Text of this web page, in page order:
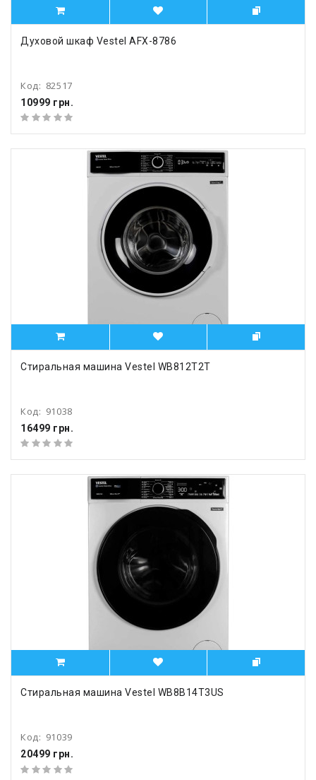
Духовой шкаф Vestel AFX-8786
Код: 82517
10999 грн.
Стиральная машина Vestel WB812T2T
Код: 91038
16499 грн.
Стиральная машина Vestel WB8B14T3US
Код: 91039
20499 грн.